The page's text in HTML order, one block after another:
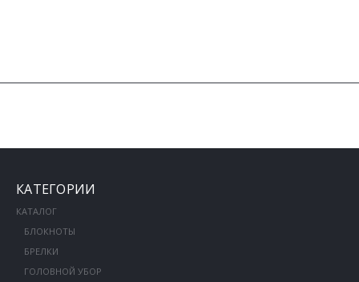
КАТЕГОРИИ
КАТАЛОГ
БЛОКНОТЫ
БРЕЛКИ
ГОЛОВНОЙ УБОР